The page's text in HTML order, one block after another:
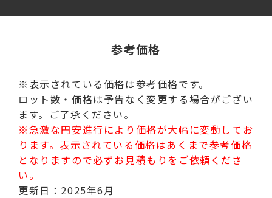
参考価格
※表示されている価格は参考価格です。
ロット数・価格は予告なく変更する場合がござい
ます。ご了承ください。
※急激な円安進行により価格が大幅に変動してお
ります。表示されている価格はあくまで参考価格
となりますので必ずお見積もりをご依頼くださ
い。
更新日：2025年6月